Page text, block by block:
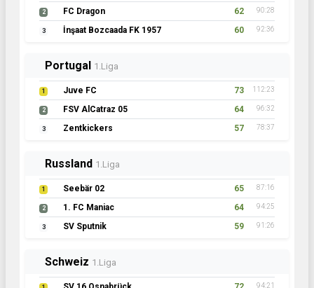
2 FC Dragon 62 90:28
3 İnşaat Bozcaada FK 1957 60 92:36
Portugal 1.Liga
1 Juve FC 73 112:23
2 FSV AlCatraz 05 64 96:32
3 Zentkickers 57 78:37
Russland 1.Liga
1 Seebär 02 65 87:16
2 1. FC Maniac 64 94:25
3 SV Sputnik 59 91:26
Schweiz 1.Liga
94:21